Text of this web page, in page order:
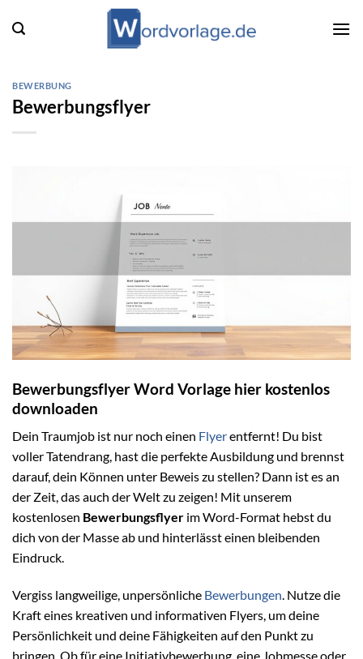
Inhalt
BEWERBUNG
Bewerbungsflyer
Bewerbungsflyer Word Vorlage hier kostenlos
downloaden
Dein Traumjob ist nur noch einen Flyerentfernt! Du bist
voller Tatendrang, hast die perfekte Ausbildung und brennst
darauf, dein Können unter Beweis zu stellen? Dann ist es an
der Zeit, das auch der Welt zu zeigen! Mit unserem
kostenlosen Bewerbungsflyer im Word-Format hebst du
dich von der Masse ab und hinterlässt einen bleibenden
Eindruck.
Vergiss langweilige, unpersönliche Bewerbungen. Nutze die
Kraft eines kreativen und informativen Flyers, um deine
Persönlichkeit und deine Fähigkeiten auf den Punkt zu
bringen. Ob für eine Initiativbewerbung, eine Jobmesse oder